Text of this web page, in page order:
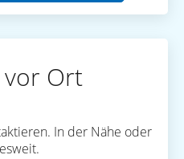
Ort
In der Nähe oder